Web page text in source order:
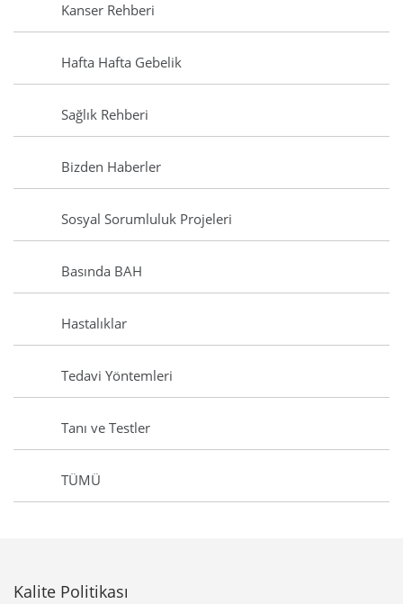
Kanser Rehberi
Hafta Hafta Gebelik
Sağlık Rehberi
Bizden Haberler
Sosyal Sorumluluk Projeleri
Basında BAH
Hastalıklar
Tedavi Yöntemleri
Tanı ve Testler
TÜMÜ
Kalite Politikası